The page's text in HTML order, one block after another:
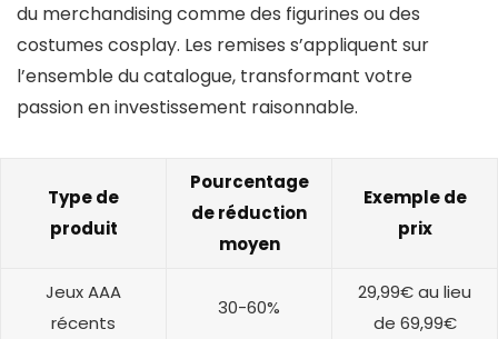
du merchandising comme des figurines ou des
costumes cosplay. Les remises s’appliquent sur
l’ensemble du catalogue, transformant votre
passion en investissement raisonnable.
Type de
produit
Pourcentage
de réduction
moyen
Exemple de
prix
Jeux AAA
récents
30-60%
29,99€ au lieu
de 69,99€